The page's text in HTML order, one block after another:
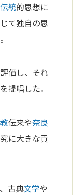
伝統的思想に
て独自の思
価し、それ
提唱した。
伝来や奈良
に大きな貢
古典文学や